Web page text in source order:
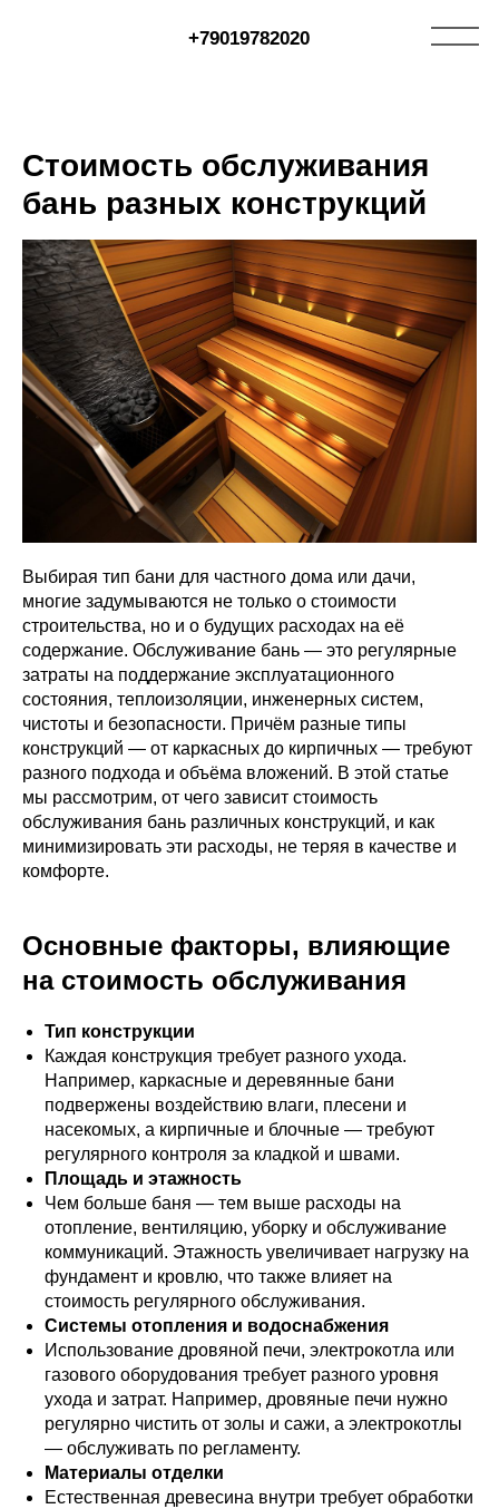
+79019782020
Стоимость обслуживания
бань разных конструкций
Выбирая тип бани для частного дома или дачи,
многие задумываются не только о стоимости
строительства, но и о будущих расходах на её
содержание. Обслуживание бань — это регулярные
затраты на поддержание эксплуатационного
состояния, теплоизоляции, инженерных систем,
чистоты и безопасности. Причём разные типы
конструкций — от каркасных до кирпичных — требуют
разного подхода и объёма вложений. В этой статье
мы рассмотрим, от чего зависит стоимость
обслуживания бань различных конструкций, и как
минимизировать эти расходы, не теряя в качестве и
комфорте.
Основные факторы, влияющие
на стоимость обслуживания
Тип конструкции
Каждая конструкция требует разного ухода.
Например, каркасные и деревянные бани
подвержены воздействию влаги, плесени и
насекомых, а кирпичные и блочные — требуют
регулярного контроля за кладкой и швами.
Площадь и этажность
Чем больше баня — тем выше расходы на
отопление, вентиляцию, уборку и обслуживание
коммуникаций. Этажность увеличивает нагрузку на
фундамент и кровлю, что также влияет на
стоимость регулярного обслуживания.
Системы отопления и водоснабжения
Использование дровяной печи, электрокотла или
газового оборудования требует разного уровня
ухода и затрат. Например, дровяные печи нужно
регулярно чистить от золы и сажи, а электрокотлы
— обслуживать по регламенту.
Материалы отделки
Естественная древесина внутри требует обработки